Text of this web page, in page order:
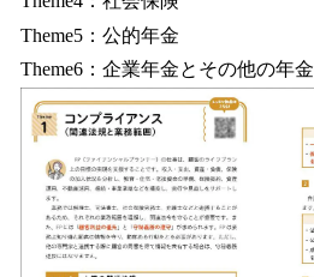
Theme5：公的年金
Theme6：企業年金とその他の年金